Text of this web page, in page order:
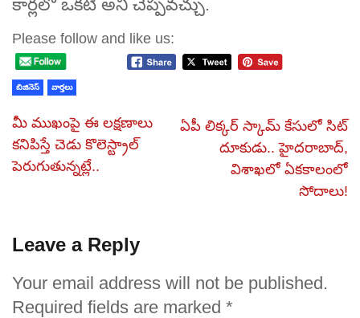
కార్లలో ఒకటి అని చెప్పవచ్చు.
Please follow and like us:
బిజినెస్ వార్తలు
మీ ముఖంపై ఈ లక్షణాలు
కనిపిస్తే చెడు కొలెస్ట్రాల్‌
పెరుగుతున్నట్లే..
ఏపీ లిక్కర్‌ స్కామ్‌ కేసులో సిట్‌
దూకుడు.. హైదరాబాద్,
విశాఖలో ఏకకాలంలో
సోదాలు!
Leave a Reply
Your email address will not be published.
Required fields are marked *